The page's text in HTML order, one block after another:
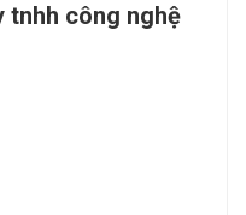
tnhh công nghệ